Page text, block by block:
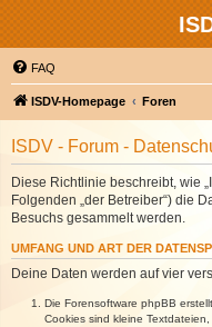
FAQ
ISDV-Homepage Foren
ISDV - Forum -
Diese Richtlinie beschreibt, wie
Folgenden „der Betreiber“) die
Besuchs gesammelt werden.
UMFANG UND ART DER
Deine Daten werden auf vier
Die Forensoftware phpBB
Cookies sind kleine